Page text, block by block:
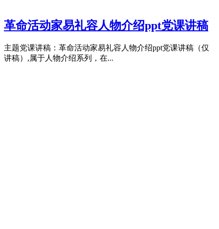
革命活动家易礼容人物介绍ppt党课讲稿
主题党课讲稿：革命活动家易礼容人物介绍ppt党课讲稿（仅
讲稿）,属于人物介绍系列，在...